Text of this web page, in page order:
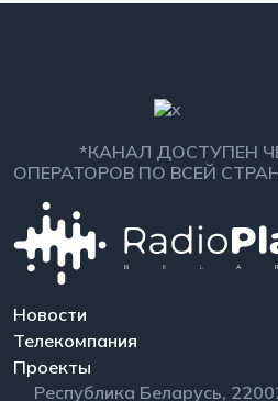
*КАНАЛ ДОСТУПЕН
ОПЕРАТОРОВ ПО ВСЕЙ
Новости
Телекомпания
Проекты
Республика Беларусь,